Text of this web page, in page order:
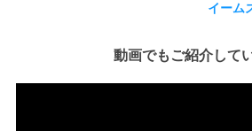
イーム
動画でもご紹介して